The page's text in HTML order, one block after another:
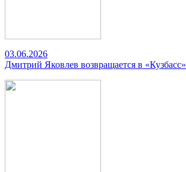
03.06.2026
Дмитрий Яковлев возвращается в «Кузбасс»